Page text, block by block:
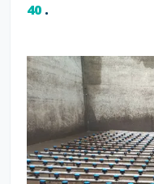
40.